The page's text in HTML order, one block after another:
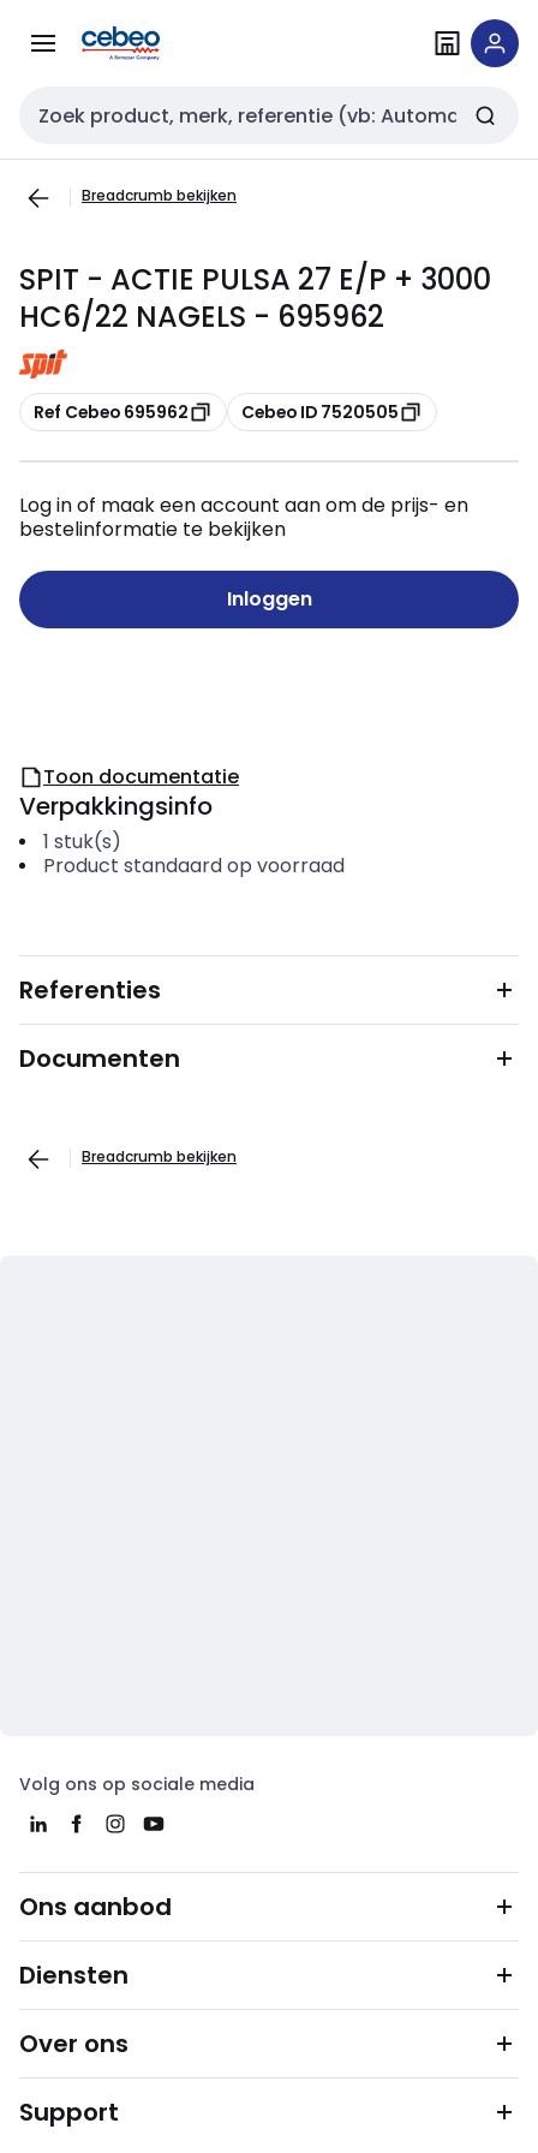
naar
naar
Zoekveld invoer
Breadcrumb bekijken
SPIT - ACTIE PULSA 27 E/P + 3000
HC6/22 NAGELS - 695962
Kopiëren
Ref Cebeo 695962 Kopiëren
Cebeo ID 7520505
Log in of maak een account aan om de prijs- en
bestelinformatie te bekijken
Inloggen
Toon documentatie
Verpakkingsinfo
1 stuk(s)
Product standaard op voorraad
Referenties
Documenten
Breadcrumb bekijken
Volg ons op sociale media
Ons aanbod
Diensten
Over ons
Support